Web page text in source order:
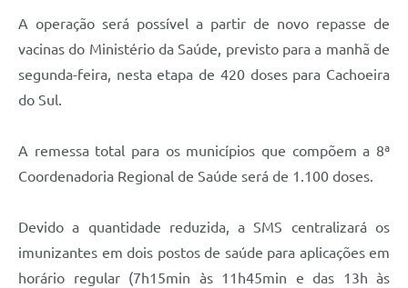
Contato
A operação será possível a partir de novo repasse de
vacinas do Ministério da Saúde, previsto para a manhã de
segunda-feira, nesta etapa de 420 doses para Cachoeira
do Sul.
A remessa total para os municípios que compõem a 8ª
Coordenadoria Regional de Saúde será de 1.100 doses.
Devido a quantidade reduzida, a SMS centralizará os
imunizantes em dois postos de saúde para aplicações em
horário regular (7h15min às 11h45min e das 13h às